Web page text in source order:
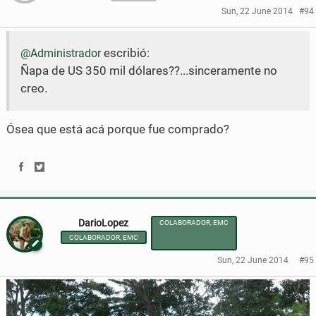
b
o
t
e
r
r
e
a
b
o
o
k
r
e
o
n
w
t
e
r
Sun, 22 June 2014 #94
@Administradorescribió:
Ñapa de US 350 mil dólares??...sinceramente no
creo.
Ósea que está acá porque fue comprado?
h
a
r
e
o
h
a
r
e
o
DarioLopez
COLABORADOR, EMC
COLABORADOR, EMC
Sun, 22 June 2014 #95